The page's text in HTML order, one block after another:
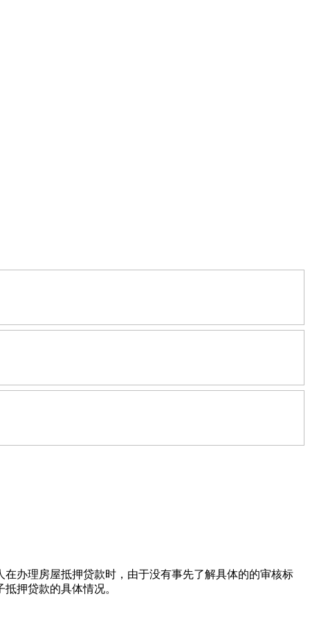
办理房屋抵押贷款时，由于没有事先了解具体的的审核标
押贷款的具体情况。